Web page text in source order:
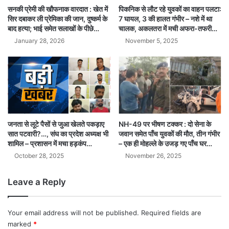
सनकी प्रेमी की खौफनाक वारदात : खेत में
सिर दबाकर ली प्रेमिका की जान, दुष्कर्म के
बाद हत्या; भाई समेत सलाखों के पीछे…
January 28, 2026
पिकनिक से लौट रहे युवकों का वाहन पलटा:
7 घायल, 3 की हालत गंभीर – नशे में था
चालक, अकलतरा में मची अफरा-तफरी…
November 5, 2025
जनता से लूटे पैसों से जुआ खेलते पकड़ाए
सात पटवारी?…, संघ का प्रदेश अध्यक्ष भी
शामिल – प्रशासन में मचा हड़कंप…
October 28, 2025
NH-49 पर भीषण टक्कर : दो सेना के
जवान समेत पाँच युवकों की मौत, तीन गंभीर
– एक ही मोहल्ले के उजड़ गए पाँच घर…
November 26, 2025
Leave a Reply
Your email address will not be published. Required fields are
marked *